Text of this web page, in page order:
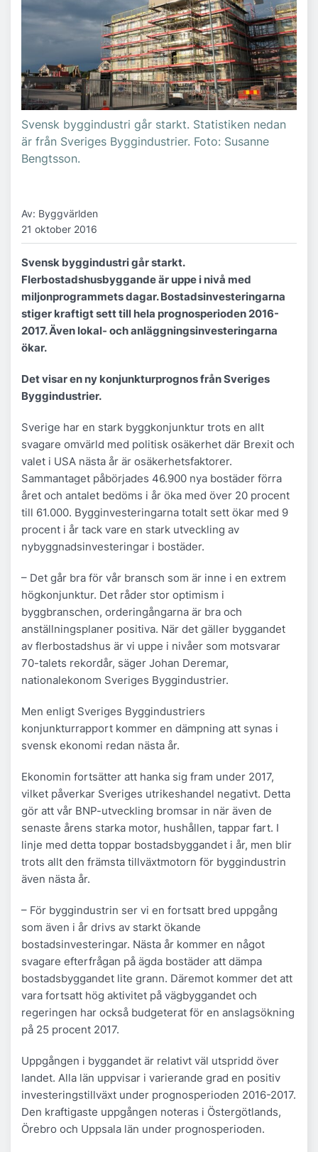
Svensk byggindustri går starkt. Statistiken nedan
är från Sveriges Byggindustrier. Foto: Susanne
Bengtsson.
Av: Byggvärlden
21 oktober 2016
Svensk byggindustri går starkt.
Flerbostadshusbyggande är uppe i nivå med
miljonprogrammets dagar. Bostadsinvesteringarna
stiger kraftigt sett till hela prognosperioden 2016-
2017. Även lokal- och anläggningsinvesteringarna
ökar.
Det visar en ny konjunkturprognos från Sveriges
Byggindustrier.
Sverige har en stark byggkonjunktur trots en allt
svagare omvärld med politisk osäkerhet där Brexit och
valet i USA nästa år är osäkerhetsfaktorer.
Sammantaget påbörjades 46.900 nya bostäder förra
året och antalet bedöms i år öka med över 20 procent
till 61.000. Bygginvesteringarna totalt sett ökar med 9
procent i år tack vare en stark utveckling av
nybyggnadsinvesteringar i bostäder.
– Det går bra för vår bransch som är inne i en extrem
högkonjunktur. Det råder stor optimism i
byggbranschen, orderingångarna är bra och
anställningsplaner positiva. När det gäller byggandet
av flerbostadshus är vi uppe i nivåer som motsvarar
70-talets rekordår, säger Johan Deremar,
nationalekonom Sveriges Byggindustrier.
Men enligt Sveriges Byggindustriers
konjunkturrapport kommer en dämpning att synas i
svensk ekonomi redan nästa år.
Ekonomin fortsätter att hanka sig fram under 2017,
vilket påverkar Sveriges utrikeshandel negativt. Detta
gör att vår BNP-utveckling bromsar in när även de
senaste årens starka motor, hushållen, tappar fart. I
linje med detta toppar bostadsbyggandet i år, men blir
trots allt den främsta tillväxtmotorn för byggindustrin
även nästa år.
– För byggindustrin ser vi en fortsatt bred uppgång
som även i år drivs av starkt ökande
bostadsinvesteringar. Nästa år kommer en något
svagare efterfrågan på ägda bostäder att dämpa
bostadsbyggandet lite grann. Däremot kommer det att
vara fortsatt hög aktivitet på vägbyggandet och
regeringen har också budgeterat för en anslagsökning
på 25 procent 2017.
Uppgången i byggandet är relativt väl utspridd över
landet. Alla län uppvisar i varierande grad en positiv
investeringstillväxt under prognosperioden 2016-2017.
Den kraftigaste uppgången noteras i Östergötlands,
Örebro och Uppsala län under prognosperioden.